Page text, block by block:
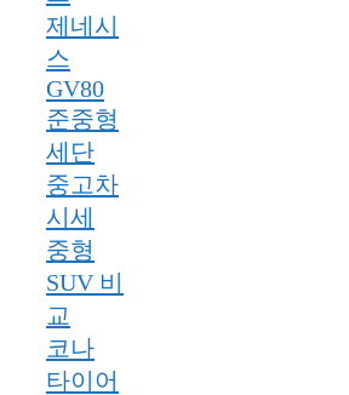
제네시
스
GV80
준중형
세단
중고차
시세
중형
SUV 비
교
코나
타이어